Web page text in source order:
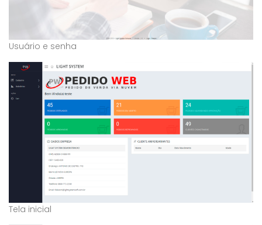
Usuário e senha
Tela inicial